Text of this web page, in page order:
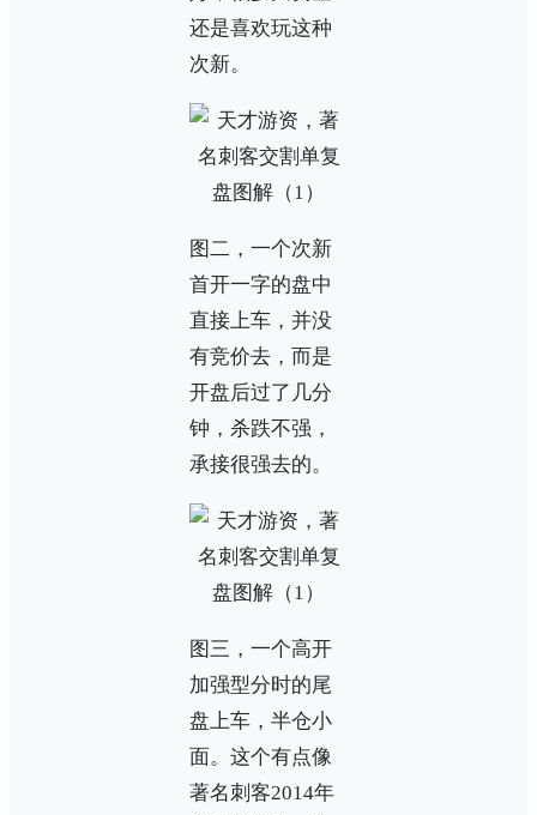
还是喜欢玩这种
次新。
图二，一个次新
首开一字的盘中
直接上车，并没
有竞价去，而是
开盘后过了几分
钟，杀跌不强，
承接很强去的。
图三，一个高开
加强型分时的尾
盘上车，半仓小
面。这个有点像
著名刺客2014年